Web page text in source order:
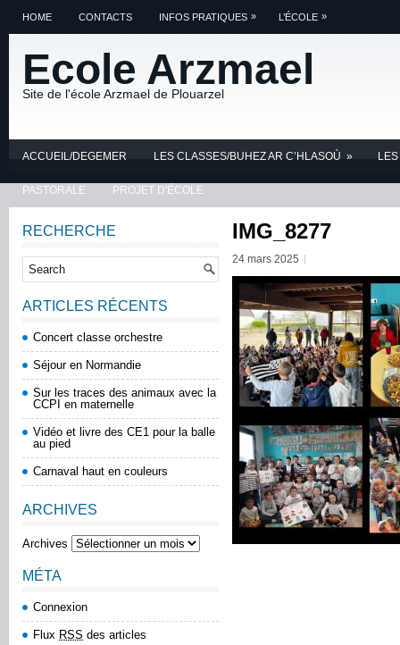
HOME CONTACTS INFOS PRATIQUES » L’ÉCOLE »
Ecole Arzmael
Site de l'école Arzmael de Plouarzel
ACCUEIL/DEGEMER LES CLASSES/BUHEZ AR C’HLASOÙ »
PASTORALE PROJET D'ÉCOLE
IMG_8277
24 mars 2025
RECHERCHE
ARTICLES RÉCENTS
Concert classe orchestre
Séjour en Normandie
Sur les traces des animaux avec la
CCPI en maternelle
Vidéo et livre des CE1 pour la balle
au pied
Carnaval haut en couleurs
ARCHIVES
Archives
MÉTA
Connexion
Flux RSS des articles